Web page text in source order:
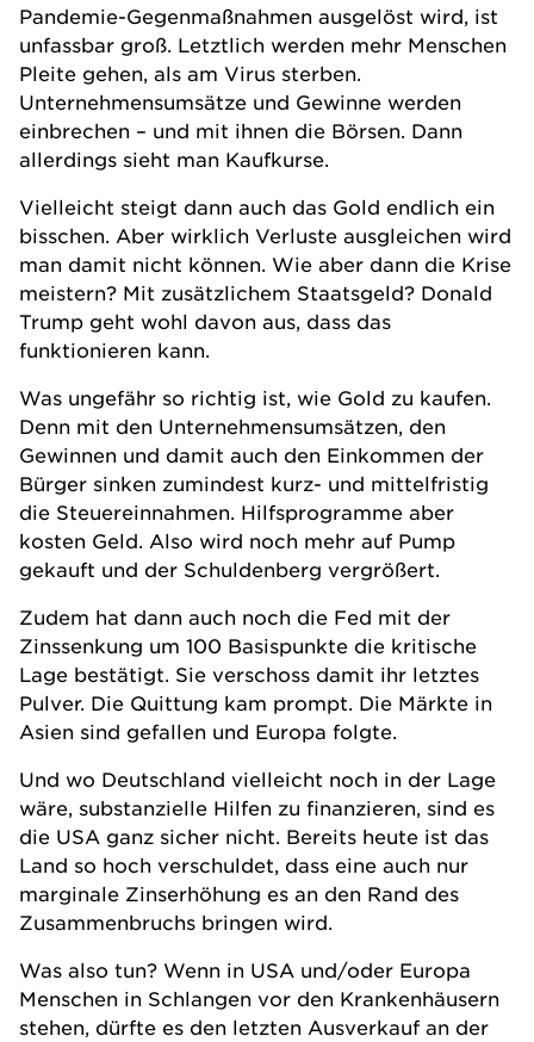
Pandemie-Gegenmaßnahmen ausgelöst wird, ist
unfassbar groß. Letztlich werden mehr Menschen
Pleite gehen, als am Virus sterben.
Unternehmensumsätze und Gewinne werden
einbrechen – und mit ihnen die Börsen. Dann
allerdings sieht man Kaufkurse.
Vielleicht steigt dann auch das Gold endlich ein
bisschen. Aber wirklich Verluste ausgleichen wird
man damit nicht können. Wie aber dann die Krise
meistern? Mit zusätzlichem Staatsgeld? Donald
Trump geht wohl davon aus, dass das
funktionieren kann.
Was ungefähr so richtig ist, wie Gold zu kaufen.
Denn mit den Unternehmensumsätzen, den
Gewinnen und damit auch den Einkommen der
Bürger sinken zumindest kurz- und mittelfristig
die Steuereinnahmen. Hilfsprogramme aber
kosten Geld. Also wird noch mehr auf Pump
gekauft und der Schuldenberg vergrößert.
Zudem hat dann auch noch die Fed mit der
Zinssenkung um 100 Basispunkte die kritische
Lage bestätigt. Sie verschoss damit ihr letztes
Pulver. Die Quittung kam prompt. Die Märkte in
Asien sind gefallen und Europa folgte.
Und wo Deutschland vielleicht noch in der Lage
wäre, substanzielle Hilfen zu finanzieren, sind es
die USA ganz sicher nicht. Bereits heute ist das
Land so hoch verschuldet, dass eine auch nur
marginale Zinserhöhung es an den Rand des
Zusammenbruchs bringen wird.
Was also tun? Wenn in USA und/oder Europa
Menschen in Schlangen vor den Krankenhäusern
stehen, dürfte es den letzten Ausverkauf an der